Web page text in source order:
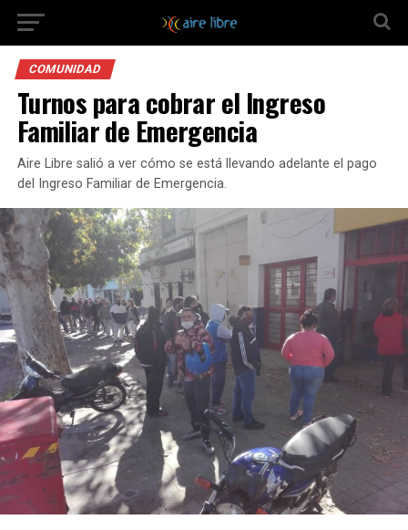
COMUNIDAD
Turnos para cobrar el Ingreso
Familiar de Emergencia
Aire Libre salió a ver cómo se está llevando adelante el pago
del Ingreso Familiar de Emergencia.